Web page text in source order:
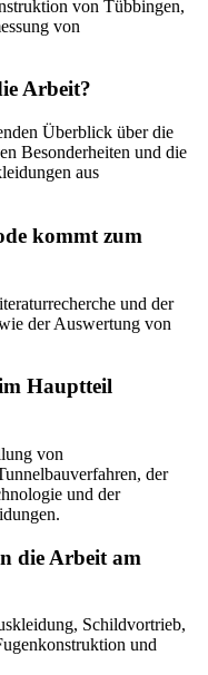
von Tübbingen,
von
Arbeit?
Überblick über die
Besonderheiten und die
aus
kommt zum
und der
der Auswertung von
Hauptteil
von
der
und der
die Arbeit am
Schildvortrieb,
und